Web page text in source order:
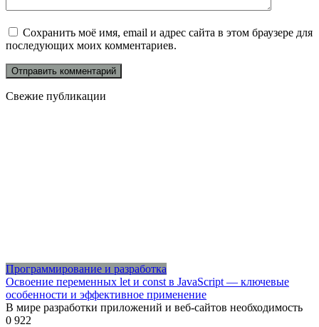
Сохранить моё имя, email и адрес сайта в этом браузере для
последующих моих комментариев.
Свежие публикации
Программирование и разработка
Освоение переменных let и const в JavaScript — ключевые
особенности и эффективное применение
В мире разработки приложений и веб-сайтов необходимость
0 922